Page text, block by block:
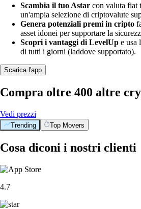
Scambia il tuo Astar con valuta fiat
un'ampia selezione di criptovalute
Genera potenziali premi in cripto
asset idonei per supportare la
Scopri i vantaggi di LevelUp e usa
di tutti i giorni (laddove supportato).
Scarica l'app
Compra oltre 400 altre
Vedi prezzi
Trending Top Movers
Cosa diconi i nostri clienti
4.7